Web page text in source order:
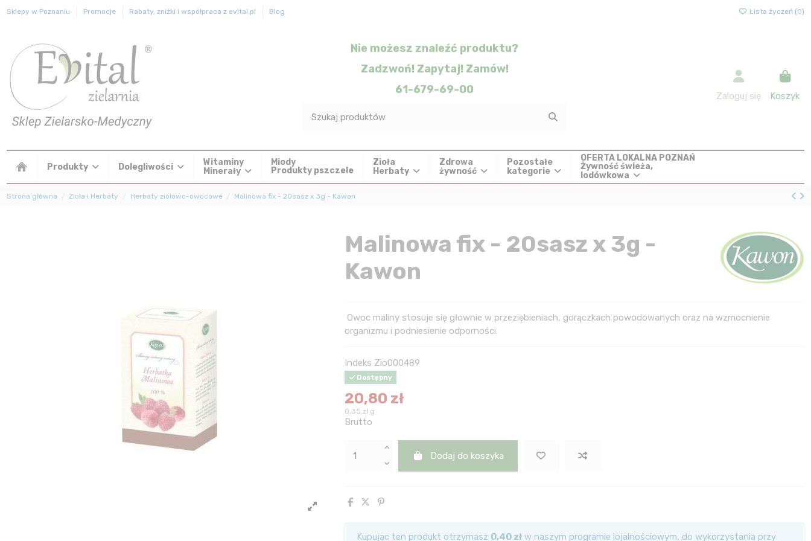
Sklepy w Poznaniu Promocje Rabaty, zniżki i współpraca z evital.pl Blog Lista życzeń (0)
Nie możesz znaleźć produktu?
Zadzwoń! Zapytaj! Zamów!
61-679-69-00
Zaloguj się Koszyk
Produkty Dolegliwości
Witaminy
Minerały
Miody
Produkty pszczele
Zioła
Herbaty
Zdrowa
żywność
Pozostałe
kategorie
OFERTA LOKALNA POZNAŃ
Żywność świeża,
lodówkowa
Strona główna Zioła i Herbaty Herbaty ziołowo-owocowe Malinowa fix - 20sasz x 3g - Kawon
Malinowa fix - 20sasz x 3g -
Kawon
Owoc maliny stosuje się głownie w przeziębieniach, gorączkach powodowanych oraz na wzmocnienie
organizmu i podniesienie odporności.
Indeks Zio000489
Dostępny
20,80 zł
0,35 zł g
Brutto
Dodaj do koszyka
Kupując ten produkt otrzymasz 0,40 zł w naszym programie lojalnościowym, do wykorzystania przy